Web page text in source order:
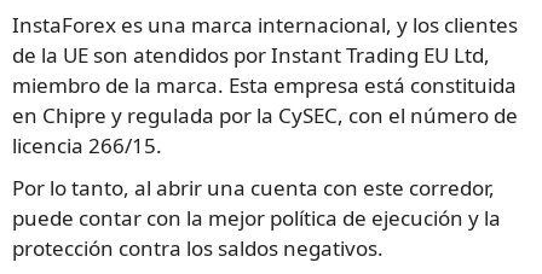
InstaForex es una marca internacional, y los clientes
de la UE son atendidos por Instant Trading EU Ltd,
miembro de la marca. Esta empresa está constituida
en Chipre y regulada por la CySEC, con el número de
licencia 266/15.
Por lo tanto, al abrir una cuenta con este corredor,
puede contar con la mejor política de ejecución y la
protección contra los saldos negativos.